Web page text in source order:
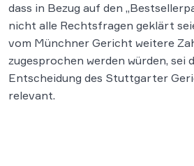
dass in Bezug auf den
nicht alle Rechtsfragen geklärt
vom Münchner Gericht weitere
zugesprochen werden würden, sei
Entscheidung des Stuttgarter
relevant.